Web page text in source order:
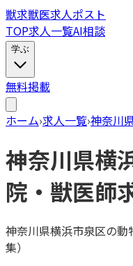
獣求獣医求人ポスト
TOP求人一覧AI相談
学ぶ
無料掲載
ホーム›求人一覧›神奈川
神奈川県横
院・獣医師
神奈川県横浜市泉区の動
集）